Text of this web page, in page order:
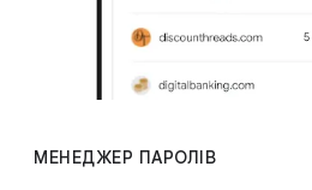
МЕНЕДЖЕР ПАРОЛІВ